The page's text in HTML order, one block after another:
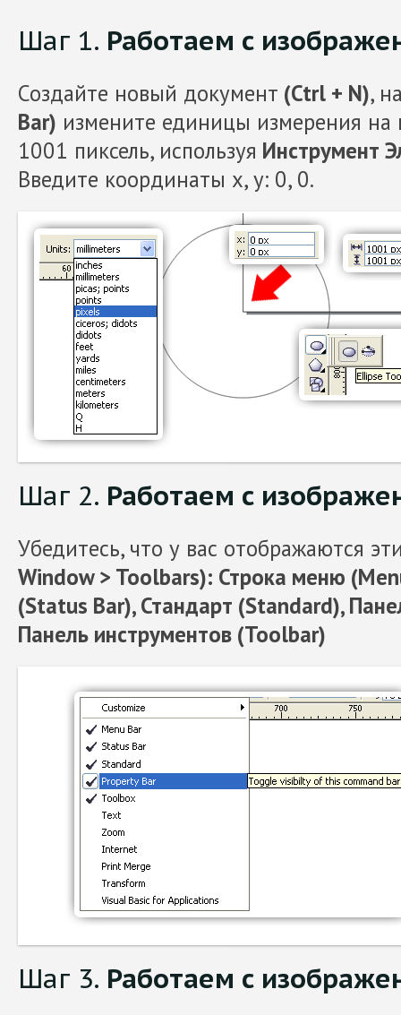
Шаг 1. Работаем с
Создайте новый документ (Ctrl + N),
Bar) измените единицы измерения на
1001 пиксель, используя Инструмент
Введите координаты х, у: 0, 0.
Шаг 2. Работаем с
Убедитесь, что у вас отображаются
Window > Toolbars): Строка меню
(Status Bar), Стандарт (Standard),
Панель инструментов (Toolbar)
Шаг 3. Работаем с